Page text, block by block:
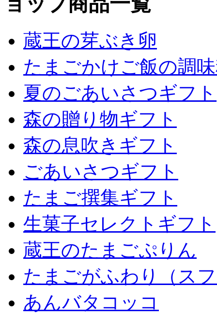
蔵王の芽ぶき卵
たまごかけご飯の調
夏のごあいさつギフト
森の贈り物ギフト
森の息吹きギフト
ごあいさつギフト
たまご撰集ギフト
生菓子セレクトギフト
蔵王のたまごぷりん
たまごがふわり（ス
あんバタコッコ